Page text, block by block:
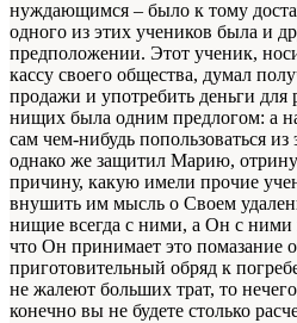
нуждающимся – было к тому
одного из этих учеников была и
предположении. Этот ученик,
кассу своего общества, думал
продажи и употребить деньги для
нищих была одним предлогом: а
сам чем-нибудь попользоваться
однако же защитил Марию,
причину, какую имели прочие
внушить им мысль о Своем
нищие всегда с ними, а Он с ними
что Он принимает это помазание
приготовительный обряд к
не жалеют больших трат, то
конечно вы не будете столько